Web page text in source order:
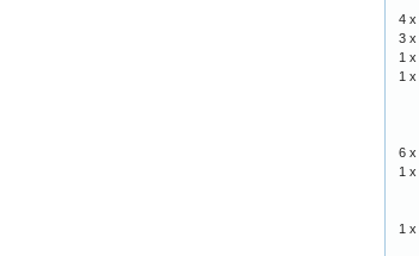
4 x
3 x
1 x
1 x
6 x
1 x
1 x